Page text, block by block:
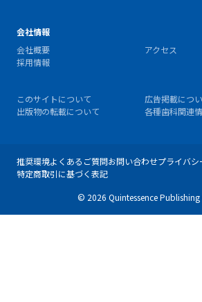
会社情報
会社概要
アクセス
採用情報
このサイトについて
広告掲載につ
出版物の転載について
各種歯科関連
推奨環境よくあるご質問お問い合わせプライバシ
特定商取引に基づく表記
© 2026 Quintessence